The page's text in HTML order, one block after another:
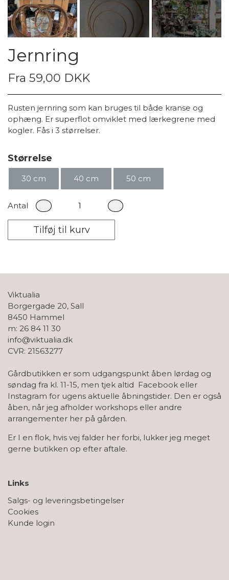
Jernring
Fra 59,00 DKK
Rusten jernring som kan bruges til både kranse og
ophæng. Er superflot omviklet med lærkegrene med
kogler. Fås i 3 størrelser.
Størrelse
30 cm 40 cm 50 cm
Antal
Tilføj til kurv
Viktualia
Borgergade 20, Sall
8450 Hammel
m: 26 84 11 30
info@viktualia.dk
CVR: 21563277
Gårdbutikken er som udgangspunkt åben lørdag og
søndag fra kl. 11-15, men tjek altid Facebook eller
Instagram for ugens aktuelle åbningstider. Den er også
åben, når jeg afholder workshops eller andre
arrangementer her på gården.
Er I en flok, hvis vej falder her forbi, lukker jeg meget
gerne butikken op efter aftale.
Links
Salgs- og leveringsbetingelser
Cookies
Kunde login